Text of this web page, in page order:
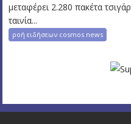
μεταφέρει 2.280 πακέτα
ταινία...
ροή ειδήσεων cosmos news